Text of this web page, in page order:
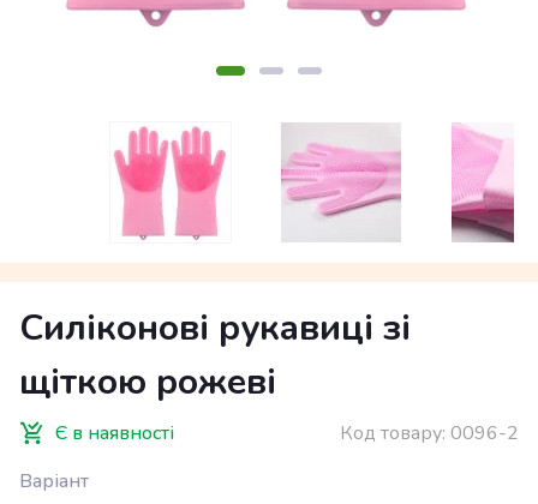
Силіконові рукавиці зі
щіткою рожеві
Є в наявності Код товару: 0096-2
Варіант